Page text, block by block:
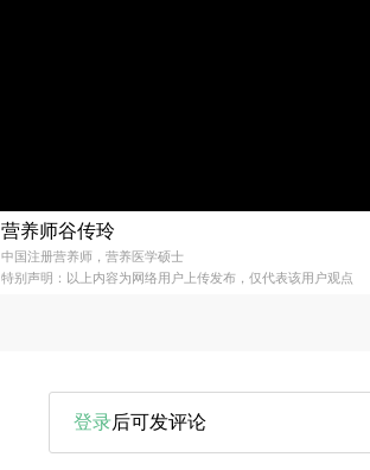
营养师谷传玲
中国注册营养师，营养医学硕士
特别声明：以上内容为网络用户上传发布，仅代表该用户观点
登录后可发评论